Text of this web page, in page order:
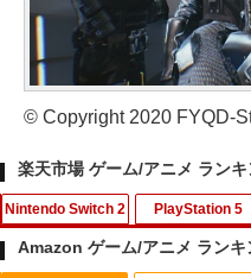
© Copyright 2020 FYQD-
楽天市場 ゲーム/アニメ ランキ
Nintendo Switch 2 PlayStation 5
Amazon ゲーム/アニメ ランキ